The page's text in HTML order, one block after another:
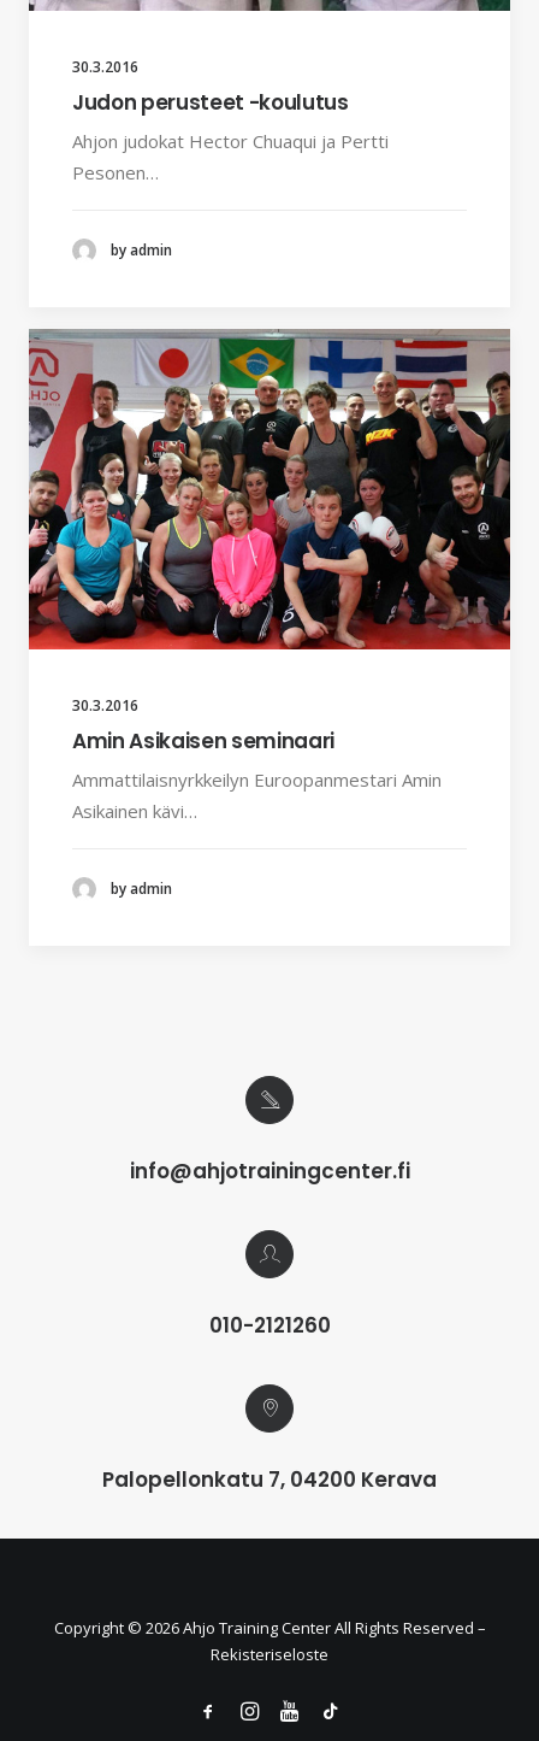
30.3.2016
Judon perusteet -koulutus
Ahjon judokat Hector Chuaqui ja Pertti
Pesonen…
by admin
30.3.2016
Amin Asikaisen seminaari
Ammattilaisnyrkkeilyn Euroopanmestari Amin
Asikainen kävi…
by admin
info@ahjotrainingcenter.fi
010-2121260
Palopellonkatu 7, 04200 Kerava
Copyright © 2026 Ahjo Training Center All Rights Reserved –
Rekisteriseloste